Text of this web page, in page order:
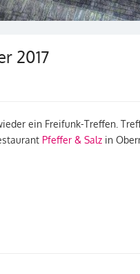
2017
ein Freifunk-Treffen.
Pfeffer & Salz in